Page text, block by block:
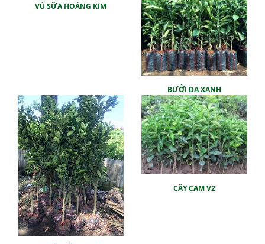
VÚ SỮA HOÀNG KIM
BƯỞI DA XANH
CÂY CAM V2